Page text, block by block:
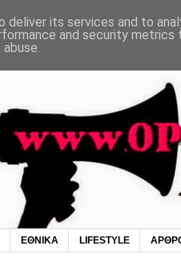
ΕΘΝΙΚΑ LIFESTYLE
its services and to
and security